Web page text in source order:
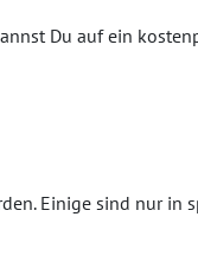
Du auf ein
Einige sind nur in